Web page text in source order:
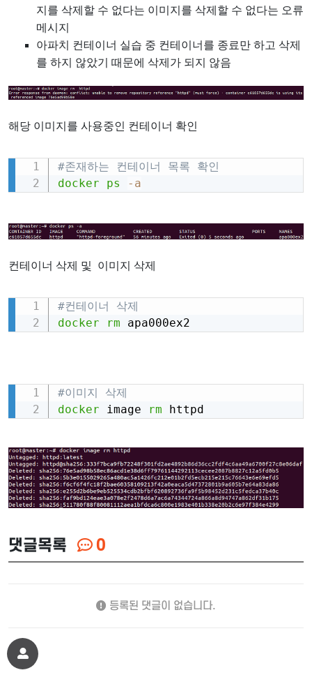
지를 삭제할 수 없다는 이미지를 삭제할 수 없다는 오류
메시지
아파치 컨테이너 실습 중 컨테이너를 종료만 하고 삭제
를 하지 않았기 때문에 삭제가 되지 않음
해당 이미지를 사용중인 컨테이너 확인
#존재하는 컨테이너 목록 확인
docker
ps -a
컨테이너 삭제 및 이미지 삭제
#컨테이너 삭제
docker
rm apa000ex2
#이미지 삭제
docker image rm httpd
댓글목록 0
등록된 댓글이 없습니다.